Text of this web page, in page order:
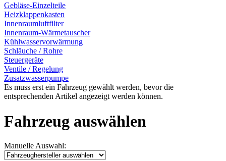
Gebläse-Einzelteile
Heizklappenkasten
Innenraumluftfilter
Innenraum-Wärmetauscher
Kühlwasservorwärmung
Schläuche / Rohre
Steuergeräte
Ventile / Regelung
Zusatzwasserpumpe
Es muss erst ein Fahrzeug gewählt werden, bevor die
entsprechenden Artikel angezeigt werden können.
Fahrzeug auswählen
Manuelle Auswahl: